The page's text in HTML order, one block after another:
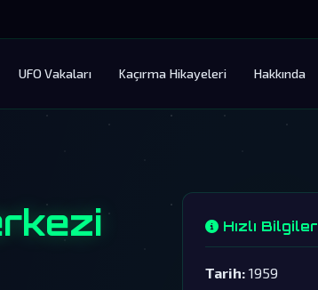
UFO Vakaları Kaçırma Hikayeleri Hakkında
Hızlı Bilgiler
Tarih: 1959